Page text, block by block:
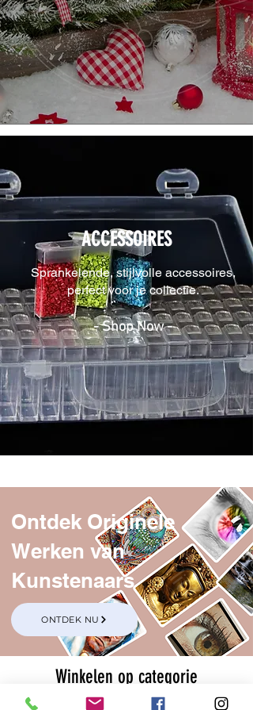
ACCESSOIRES
Sprankelende, stijlvolle accessoires,
perfect voor je collectie.
- Shop Now -
Ontdek Originele
Werken van
Kunstenaars
ONTDEK NU
Winkelen op categorie